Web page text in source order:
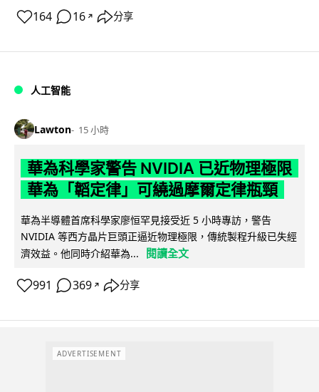
164 16 ↗ 分享
人工智能
Lawton 15 小時
華為科學家警告 NVIDIA 已近物理極限
華為「韜定律」可繞過摩爾定律瓶頸
華為半導體首席科學家廖恒罕見接受近 5 小時專訪，警告
NVIDIA 等西方晶片巨頭正逼近物理極限，傳統製程升級已失經
濟效益。他同時介紹華為...
閱讀全文
991 369 ↗ 分享
ADVERTISEMENT